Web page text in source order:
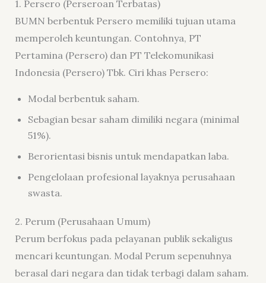
1. Persero (Perseroan Terbatas)
BUMN berbentuk Persero memiliki tujuan utama
memperoleh keuntungan. Contohnya, PT
Pertamina (Persero) dan PT Telekomunikasi
Indonesia (Persero) Tbk. Ciri khas Persero:
Modal berbentuk saham.
Sebagian besar saham dimiliki negara (minimal
51%).
Berorientasi bisnis untuk mendapatkan laba.
Pengelolaan profesional layaknya perusahaan
swasta.
2. Perum (Perusahaan Umum)
Perum berfokus pada pelayanan publik sekaligus
mencari keuntungan. Modal Perum sepenuhnya
berasal dari negara dan tidak terbagi dalam saham.